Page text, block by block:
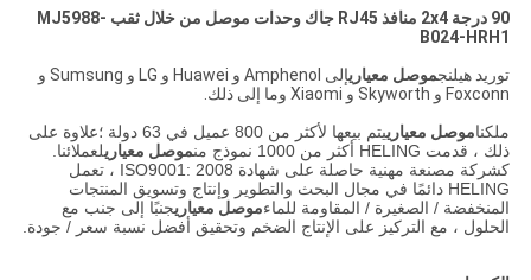
90 درجة 2x4 منافذ RJ45 جاك وحدات موصل من خلال ثقب MJ5988-
B024-HRH1
توريد هيلنجموصل معياري
إلى Amphenol و Huawei و LG و Sumsung و
Foxconn و Skyworth و Xiaomi وما إلى ذلك.
ملكناموصل معياري
يتم بيعها لأكثر من 800 عميل في 63 دولة ؛علاوة على
ذلك ، قدمت HELING أكثر من 1000 نموذج من
موصل معياريلعملائنا.
كشركة مصنعة مهنية حاصلة على شهادة ISO9001: 2008 ، تعمل
HELING دائمًا في مجال البحث والتطوير وإنتاج وتسويق المنتجات
المنخفضة / الصغيرة / المقاومة للماءموصل معياريجنبًا إلى جنب مع
الحلول ، مع التركيز على الإنتاج الضخم وتحقيق أفضل نسبة سعر / جودة.